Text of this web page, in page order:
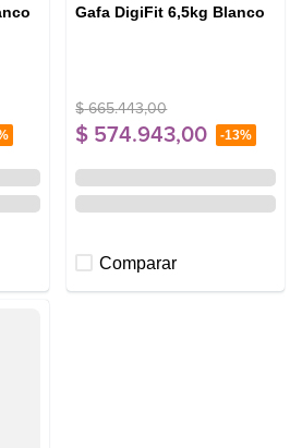
Gafa DigiFit 6,5kg Blanco
$ 665.443,00
$ 574.943,00 -13%
Comparar